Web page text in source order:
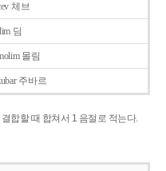
체브
딤
몰림
주바르
합할 때 합쳐서 1 음절로 적는다.